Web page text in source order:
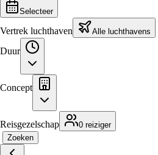
Selecteer
Vertrek luchthaven Alle luchthavens
Duur
Concept
Reisgezelschap
0 reiziger
Zoeken